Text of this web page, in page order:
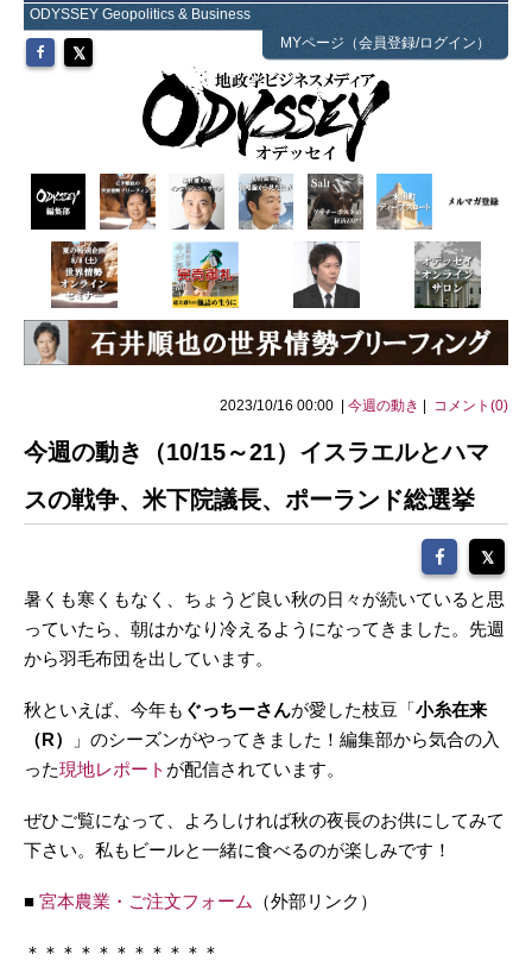
ODYSSEY Geopolitics & Business
MYページ（会員登録/ログイン）
2023/10/16 00:00 | 今週の動き コメント(0)
今週の動き（10/15～21）イスラエルとハマ
スの戦争、米下院議長、ポーランド総選挙
暑くも寒くもなく、ちょうど良い秋の日々が続いていると思
っていたら、朝はかなり冷えるようになってきました。先週
から羽毛布団を出しています。
秋といえば、今年も ぐっちーさんが愛した枝豆「小糸在来
（R）
」のシーズンがやってきました！編集部から気合の入
った現地レポート が配信されています。
ぜひご覧になって、よろしければ秋の夜長のお供にしてみて
下さい。私もビールと一緒に食べるのが楽しみです！
■ 宮本農業・ご注文フォーム （外部リンク）
＊＊＊＊＊＊＊＊＊＊＊